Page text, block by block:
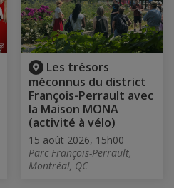
Les trésors
méconnus du district
François-Perrault avec
la Maison MONA
(activité à vélo)
15 août 2026, 15h00
Parc François-Perrault,
Montréal, QC